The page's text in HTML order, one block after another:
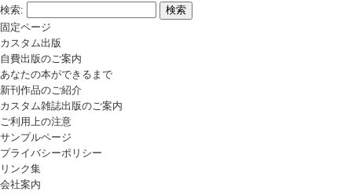
検索:
固定ページ
カスタム出版
自費出版のご案内
あなたの本ができるまで
新刊作品のご紹介
カスタム雑誌出版のご案内
ご利用上の注意
サンプルページ
プライバシーポリシー
リンク集
会社案内